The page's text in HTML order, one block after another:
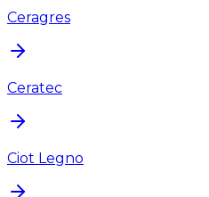
Ceragres
Ceratec
Ciot Legno